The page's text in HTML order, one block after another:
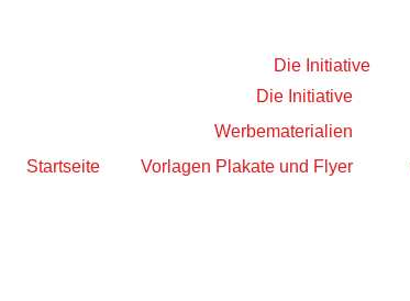
Startseite
Die Initiative
Die Initiative
Werbematerialien
Vorlagen Plakate und Flyer